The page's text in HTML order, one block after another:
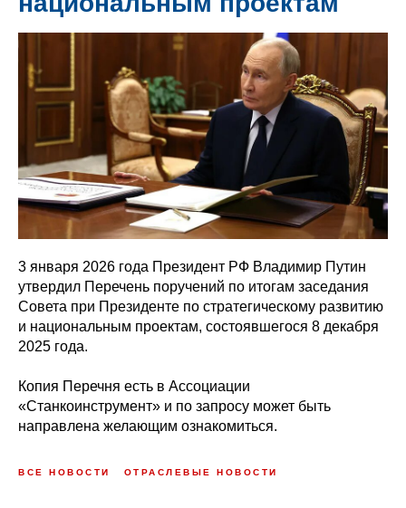
3 января 2026 года Президент РФ Владимир Путин
утвердил Перечень поручений по итогам заседания
Совета при Президенте по стратегическому развитию
и национальным проектам, состоявшегося 8 декабря
2025 года.
Копия Перечня есть в Ассоциации
«Станкоинструмент» и по запросу может быть
направлена желающим ознакомиться.
ВСЕ НОВОСТИ ОТРАСЛЕВЫЕ НОВОСТИ